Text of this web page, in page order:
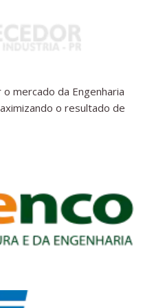
mercado da Engenharia
o resultado de